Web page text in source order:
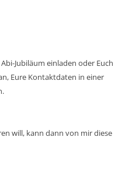
Jubiläum einladen oder Euch
Eure Kontaktdaten in einer
will, kann dann von mir diese